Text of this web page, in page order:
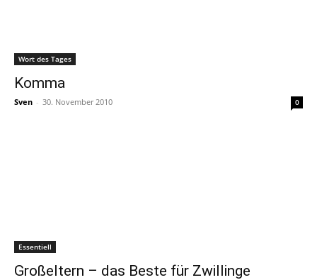
Wort des Tages
Komma
Sven - 30. November 2010 0
Essentiell
Großeltern – das Beste für Zwillinge